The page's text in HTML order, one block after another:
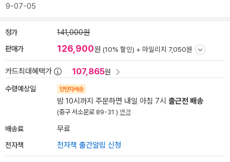
9-07-05
정가 141,000원
판매가 126,900원 (10% 할인) + 마일리지 7,050원
카드최대혜택가 107,865원
수령예상일 양탄자배송
밤 10시까지 주문하면 내일 아침 7시 출근전 배송
(중구 서소문로 89-31 ) 변경
배송료 무료
전자책 전자책 출간알림 신청